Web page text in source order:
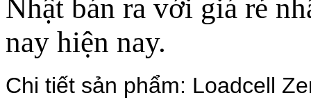
Nhật bán ra với giá rẻ
nay hiện nay.
Chi tiết sản phẩm: Loadcell